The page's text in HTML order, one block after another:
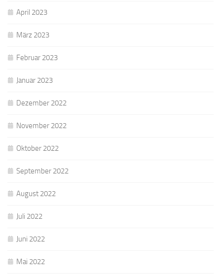
April 2023
März 2023
Februar 2023
Januar 2023
Dezember 2022
November 2022
Oktober 2022
September 2022
August 2022
Juli 2022
Juni 2022
Mai 2022